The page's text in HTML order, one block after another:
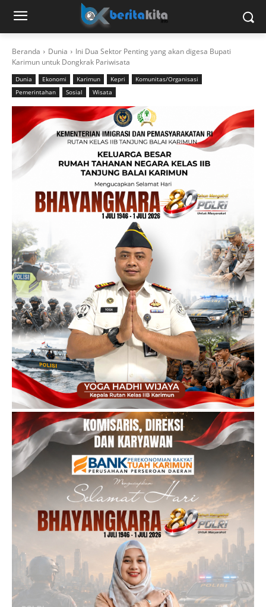
Beranda Dunia
Ini Dua Sektor Penting yang akan digesa Bupati
Karimun untuk Dongkrak Pariwisata
Dunia Ekonomi Karimun Kepri
Komunitas/Organisasi
Pemerintahan
Sosial Wisata